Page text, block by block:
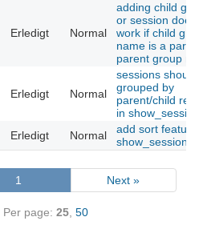
Erledigt Normal
adding child
or session does
work if child
name is a part
parent group
Erledigt Normal
sessions
grouped by
parent/child
in
Erledigt Normal
add sort
1 Next »
Per page: 25 50